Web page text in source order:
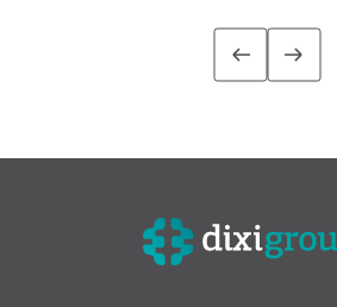
планів (МЕП): аналізуватиме
проводитиме навчальні сесії та
консультації. Офіційним стартом